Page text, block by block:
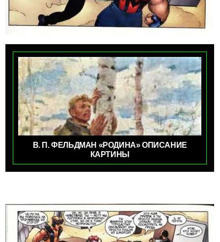
В. П. ФЕЛЬДМАН «РОДИНА» ОПИСАНИЕ
КАРТИНЫ